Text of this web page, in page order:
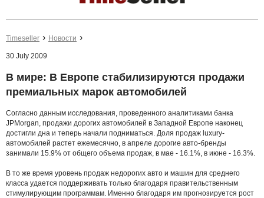
Timeseller Новости
30 July 2009
В мире: В Европе стабилизируются продажи
премиальных марок автомобилей
Согласно данным исследования, проведенного аналитиками банка
JPMorgan, продажи дорогих автомобилей в Западной Европе наконец
достигли дна и теперь начали подниматься. Доля продаж luxury-
автомобилей растет ежемесячно, в апреле дорогие авто-бренды
занимали 15.9% от общего объема продаж, в мае - 16.1%, в июне - 16.3%.
В то же время уровень продаж недорогих авто и машин для среднего
класса удается поддерживать только благодаря правительственным
стимулирующим программам. Именно благодаря им прогнозируется рост